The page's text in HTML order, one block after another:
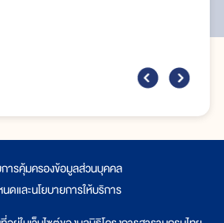
ารคุ้มครองข้อมูลส่วนบุคคล
ดและนโยบายการให้บริการ